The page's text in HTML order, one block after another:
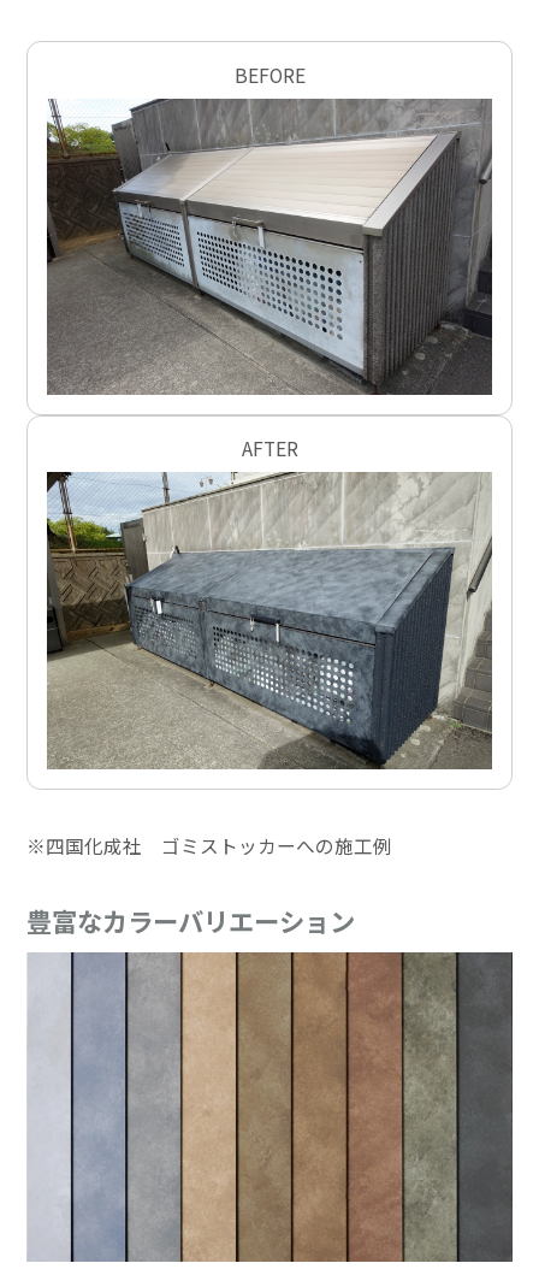
BEFORE
AFTER
※四国化成社 ゴミストッカーへの施工例
豊富なカラーバリエーション